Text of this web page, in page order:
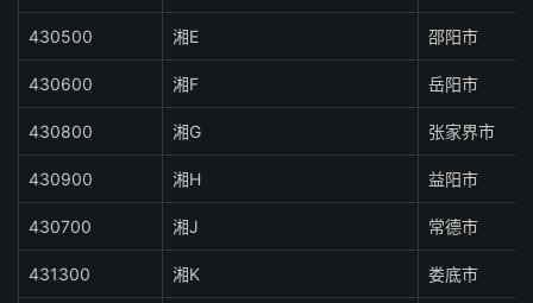
430500 湘E 邵阳市
430600 湘F 岳阳市
430800 湘G 张家界市
430900 湘H 益阳市
430700 湘J 常德市
431300 湘K 娄底市